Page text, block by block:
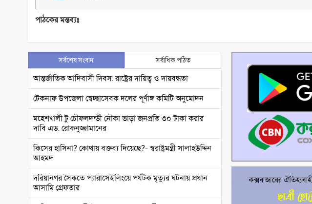
পাঠকের মন্তব্যঃ
সর্বশেষ সংবাদ সর্বাধিক পঠিত
আন্তর্জাতিক আদিবাসী দিবস: রাষ্ট্রের দায়িত্ব ও দায়বদ্ধতা
টেকনাফ উপজেলা স্বেচ্ছাসেবক দলের পূর্ণাঙ্গ কমিটি অনুমোদন
মহেশখালী টু চৌফলদন্ডী নৌকা ভাড়া জনপ্রতি ৩০ টাকা করার
দাবি এড. রোকনুজ্জামানের
কিসের হাসিনা? কোথায় বক্তব্য দিয়েছে?- স্বরাষ্ট্রমন্ত্রী সালাহউদ্দিন
আহমদ
দরিয়ানগর সৈকতে প্যারাসেইলিংয়ে পর্যটক মৃত্যুর ঘটনায় প্রধান
আসামি গ্রেফতার